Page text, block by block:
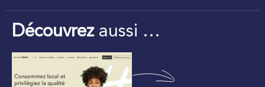
Découvrezaussi …